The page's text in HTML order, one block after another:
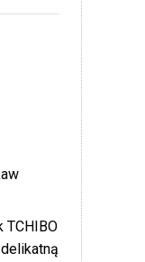
TCHIBO